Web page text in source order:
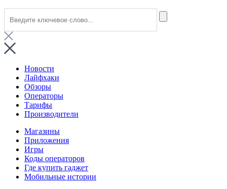
Новости
Лайфхаки
Обзоры
Операторы
Тарифы
Производители
Магазины
Приложения
Игры
Коды операторов
Где купить гаджет
Мобильные истории